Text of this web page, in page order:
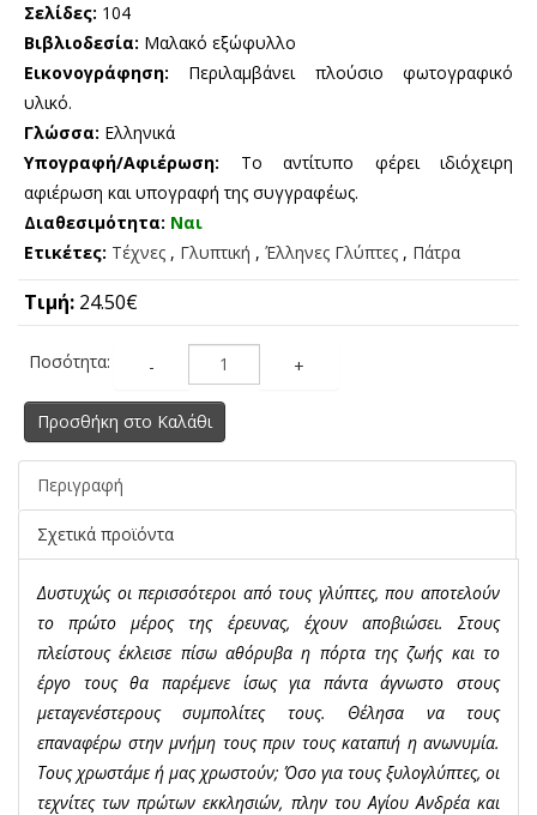
Σελίδες: 104
Βιβλιοδεσία: Μαλακό εξώφυλλο
Εικονογράφηση: Περιλαμβάνει πλούσιο φωτογραφικό
υλικό.
Γλώσσα: Ελληνικά
Υπογραφή/Αφιέρωση: Το αντίτυπο φέρει ιδιόχειρη
αφιέρωση και υπογραφή της συγγραφέως.
Διαθεσιμότητα: Ναι
Ετικέτες: Τέχνες , Γλυπτική , Έλληνες Γλύπτες , Πάτρα
Τιμή: 24.50€
Ποσότητα: - +
Προσθήκη στο Καλάθι
Περιγραφή
Σχετικά προϊόντα
Δυστυχώς οι περισσότεροι από τους γλύπτες, που αποτελούν
το πρώτο μέρος της έρευνας, έχουν αποβιώσει. Στους
πλείστους έκλεισε πίσω αθόρυβα η πόρτα της ζωής και το
έργο τους θα παρέμενε ίσως για πάντα άγνωστο στους
μεταγενέστερους συμπολίτες τους. Θέλησα να τους
επαναφέρω στην μνήμη τους πριν τους καταπιή η ανωνυμία.
Τους χρωστάμε ή μας χρωστούν; Όσο για τους ξυλογλύπτες, οι
τεχνίτες των πρώτων εκκλησιών, πλην του Αγίου Ανδρέα και